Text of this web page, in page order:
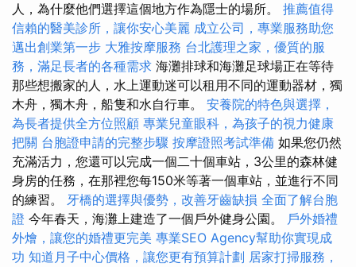
人，為什麼他們選擇這個地方作為隱士的場所。 推薦值得
信賴的醫美診所，讓你安心美麗 成立公司，專業服務助您
邁出創業第一步 大雅按摩服務 台北護理之家，優質的服
務，滿足長者的各種需求 海灘排球和海灘足球場正在等待
那些想搬家的人，水上運動迷可以租用不同的運動器材，獨
木舟，獨木舟，船隻和水自行車。 安養院的特色與選擇，
為長者提供全方位照顧 專業兒童眼科，為孩子的視力健康
把關 台胞證申請的完整步驟 按摩證照考試準備 如果您仍然
充滿活力，您還可以完成一個二十個車站，3公里的森林健
身房的任務，在那裡您每150米等著一個車站，並進行不同
的練習。 牙橋的選擇與優勢，改善牙齒缺損 全面了解台胞
證 今年春天，海灘上建造了一個戶外健身公園。 戶外婚禮
外燴，讓您的婚禮更完美 專業SEO Agency幫助你實現成
功 知道月子中心價格，讓您更有預算計劃 居家打掃服務，